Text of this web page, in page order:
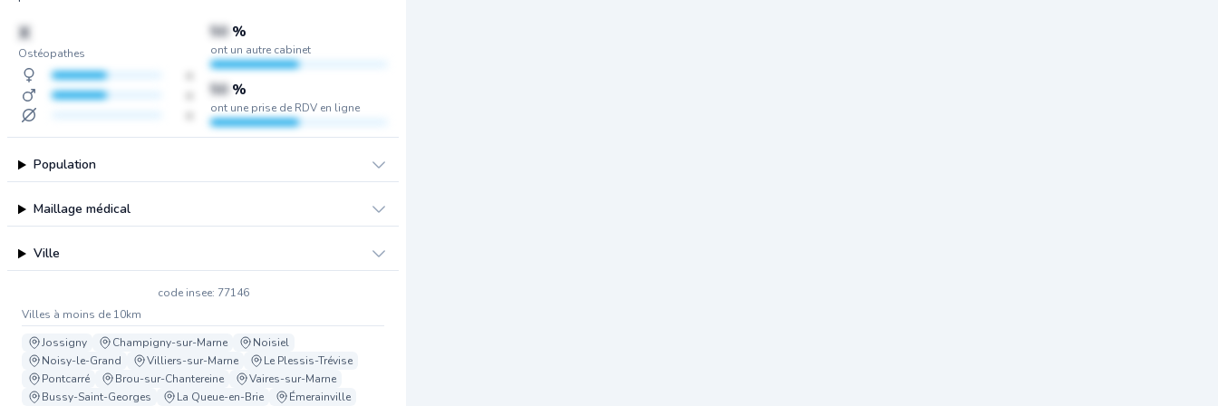
X
Ostéopathes
50 %
ont un autre cabinet
50 %
ont une prise de RDV en ligne
Population
Maillage médical
Ville
code insee: 77146
Villes à moins de 10km
Jossigny
Champigny-sur-Marne
Noisiel
Noisy-le-Grand
Villiers-sur-Marne
Le Plessis-Trévise
Pontcarré
Brou-sur-Chantereine
Vaires-sur-Marne
Bussy-Saint-Georges
La Queue-en-Brie Émerainville